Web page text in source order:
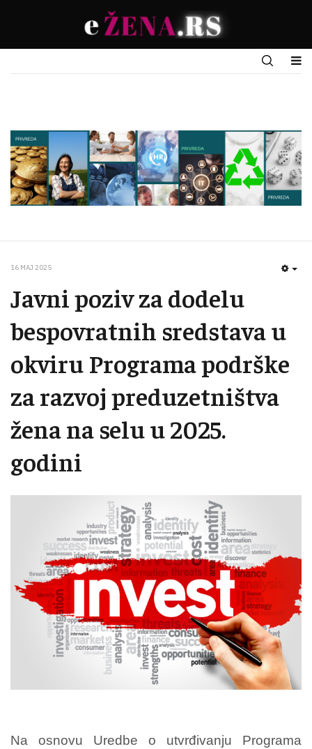
16 MAJ 2025
Javni poziv za dodelu
bespovratnih sredstava u
okviru Programa podrške
za razvoj preduzetništva
žena na selu u 2025.
godini
Na osnovu Uredbe o utvrđivanju Programa